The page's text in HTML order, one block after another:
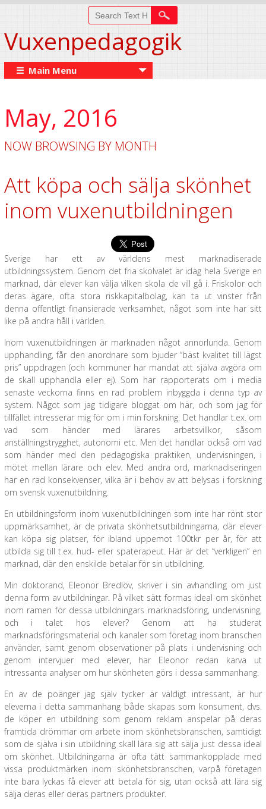
Vuxenpedagogik
☰ Main Menu
May, 2016
NOW BROWSING BY MONTH
Att köpa och sälja skönhet
inom vuxenutbildningen
Sverige har ett av världens mest marknadiserade
utbildningssystem. Genom det fria skolvalet är idag hela Sverige en
marknad, där elever kan välja vilken skola de vill gå i. Friskolor och
deras ägare, ofta stora riskkapitalbolag, kan ta ut vinster från
denna offentligt finansierade verksamhet, något som inte har sitt
like på andra håll i världen.
Inom vuxenutbildningen är marknaden något annorlunda. Genom
upphandling, får den anordnare som bjuder “bäst kvalitet till lägst
pris” uppdragen (och kommuner har mandat att själva avgöra om
de skall upphandla eller ej). Som har rapporterats om i media
senaste veckorna finns en rad problem inbyggda i denna typ av
system. Något som jag tidigare bloggat om här, och som jag för
tillfället intresserar mig för om i min forskning. Det handlar t.ex. om
vad som händer med lärares arbetsvillkor, såsom
anställningstrygghet, autonomi etc. Men det handlar också om vad
som händer med den pedagogiska praktiken, undervisningen, i
mötet mellan lärare och elev. Med andra ord, marknadiseringen
har en rad konsekvenser, vilka är i behov av att belysas i forskning
om svensk vuxenutbildning.
En utbildningsform inom vuxenutbildningen som inte har rönt stor
uppmärksamhet, är de privata skönhetsutbildningarna, där elever
kan köpa sig platser, för ibland uppemot 100tkr per år, för att
utbilda sig till t.ex. hud- eller spaterapeut. Här är det “verkligen” en
marknad, där den enskilde betalar för sin utbildning.
Min doktorand, Eleonor Bredlöv, skriver i sin avhandling om just
denna form av utbildningar. På vilket sätt formas ideal om skönhet
inom ramen för dessa utbildningars marknadsföring, undervisning,
och i talet hos elever? Genom att ha studerat
marknadsföringsmaterial och kanaler som företag inom branschen
använder, samt genom observationer på plats i undervisning och
genom intervjuer med elever, har Eleonor redan karva ut
intressanta analyser om hur skönheten görs i dessa sammanhang.
En av de poänger jag själv tycker är väldigt intressant, är hur
eleverna i detta sammanhang både skapas som konsument, dvs.
de köper en utbildning som genom reklam anspelar på deras
framtida drömmar om arbete inom skönhetsbranschen, samtidigt
som de själva i sin utbildning skall lära sig att sälja just dessa ideal
om skönhet. Utbildningarna är ofta tätt sammankopplade med
vissa produktmärken inom skönhetsbranschen, varpå företagen
inte bara lyckas få elever att betala för sig, utan också att lära sig
sälja deras eller deras partners produkter.